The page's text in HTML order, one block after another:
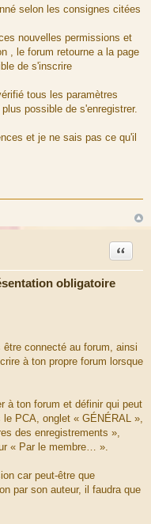
selon les consignes citées
nouvelles permissions et
, le forum retourne a la page
de s'inscrire
tous les paramètres
possible de s'enregistrer.
et je ne sais pas ce qu'il
obligatoire
Citation
être connecté au forum, ainsi
à ton propre forum lorsque
à ton forum et définir qui peut
le PCA, onglet « GÉNÉRAL »,
des enregistrements »,
« Par le membre… ».
car peut-être que
par son auteur, il faudra que